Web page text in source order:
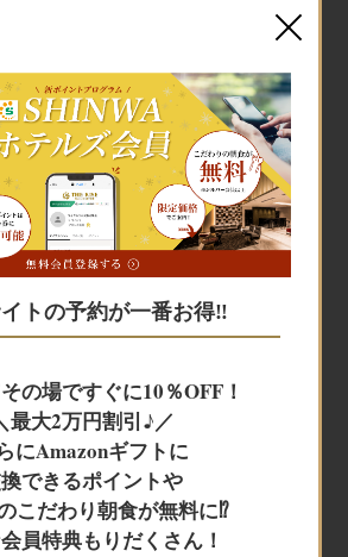
宿泊予約
宿泊予約
レンタカー+宿泊
航空券＋宿泊
トの予約が一番お得‼
の場ですぐに10％OFF！
最大2万円割引♪／
にAmazonギフトに
できるポイントや
こだわり朝食が無料に⁉
員特典もりだくさん！